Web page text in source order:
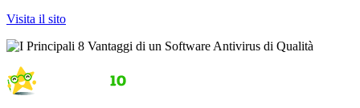
Visita il sito